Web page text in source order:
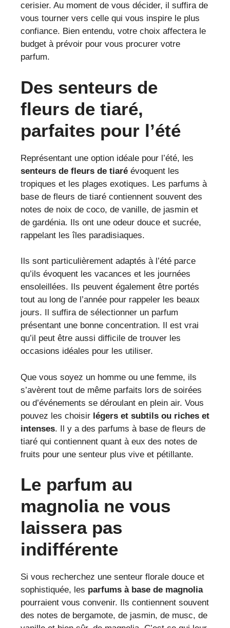
cerisier. Au moment de vous décider, il suffira de
vous tourner vers celle qui vous inspire le plus
confiance. Bien entendu, votre choix affectera le
budget à prévoir pour vous procurer votre
parfum.
Des senteurs de
fleurs de tiaré,
parfaites pour l’été
Représentant une option idéale pour l’été, les
senteurs de fleurs de tiaré évoquent les
tropiques et les plages exotiques. Les parfums à
base de fleurs de tiaré contiennent souvent des
notes de noix de coco, de vanille, de jasmin et
de gardénia. Ils ont une odeur douce et sucrée,
rappelant les îles paradisiaques.
Ils sont particulièrement adaptés à l’été parce
qu’ils évoquent les vacances et les journées
ensoleillées. Ils peuvent également être portés
tout au long de l’année pour rappeler les beaux
jours. Il suffira de sélectionner un parfum
présentant une bonne concentration. Il est vrai
qu’il peut être aussi difficile de trouver les
occasions idéales pour les utiliser.
Que vous soyez un homme ou une femme, ils
s’avèrent tout de même parfaits lors de soirées
ou d’événements se déroulant en plein air. Vous
pouvez les choisir légers et subtils ou riches et
intenses. Il y a des parfums à base de fleurs de
tiaré qui contiennent quant à eux des notes de
fruits pour une senteur plus vive et pétillante.
Le parfum au
magnolia ne vous
laissera pas
indifférente
Si vous recherchez une senteur florale douce et
sophistiquée, les parfums à base de magnolia
pourraient vous convenir. Ils contiennent souvent
des notes de bergamote, de jasmin, de musc, de